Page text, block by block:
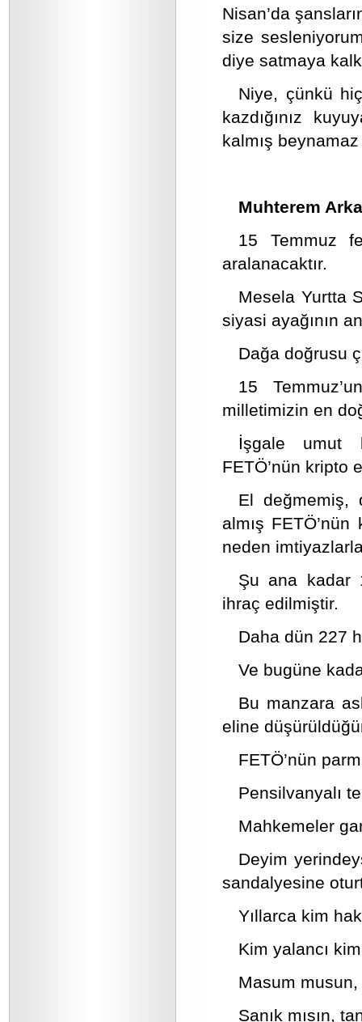
Nisan’da
size
diye satmaya
Niye, çünkü
kazdığınız
kalmış
Muhterem
15 Temmuz
aralanacaktır.
Mesela Yurtta
siyasi ayağının
Dağa doğrusu
15
milletimizin en
İşgale umut
FETÖ’nün kripto
El değmemiş,
almış
neden
Şu ana kadar
ihraç edilmiştir.
Daha dün 227
Ve bugüne
Bu manzara
eline
FETÖ’nün
Pensilvanyalı
Mahkemeler
Deyim
sandalyesine
Yıllarca kim
Kim yalancı
Masum musun,
Sanık mısın,